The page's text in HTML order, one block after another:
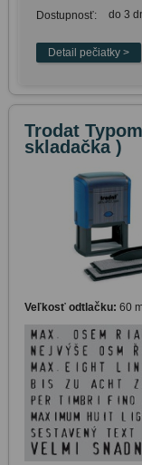
Dostupnosť: do 3
Trodat
skladačka )
Veľkosť odtlačku: 60